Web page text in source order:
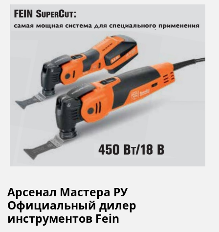
Арсенал Мастера РУ
Официальный дилер
инструментов Fein